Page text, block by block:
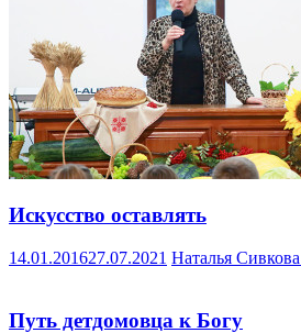
Искусство оставлять
14.01.201627.07.2021 Наталья Сивкова
Путь детдомовца к Богу